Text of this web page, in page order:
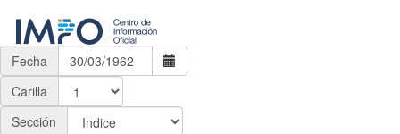
Fecha
Carilla
Sección